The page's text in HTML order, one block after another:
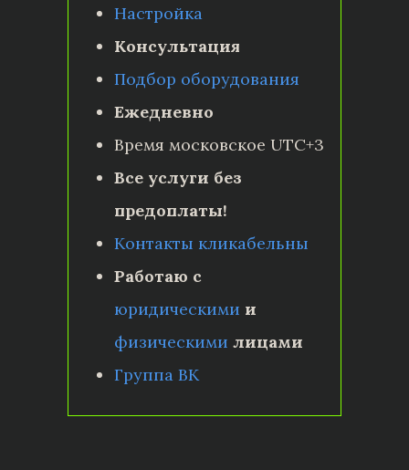
Настройка
Консультация
Подбор оборудования
Ежедневно
Время московское UTC+3
Все услуги без
предоплаты!
Контакты кликабельны
Работаю с
юридическими и
физическими лицами
Группа ВК